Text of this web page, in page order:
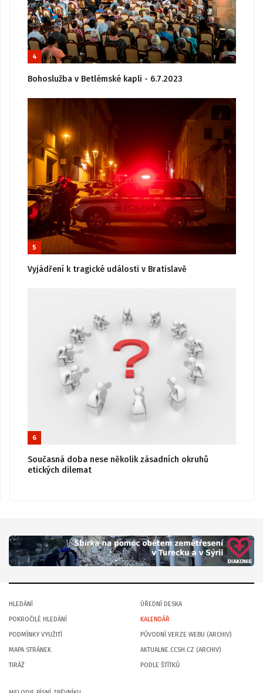
4
Bohoslužba v Betlémské kapli - 6.7.2023
5
Vyjádření k tragické události v Bratislavě
6
Současná doba nese několik zásadních okruhů
etických dilemat
HLEDÁNÍ
POKROČILÉ HLEDÁNÍ
PODMÍNKY VYUŽITÍ
MAPA STRÁNEK
TIRÁŽ
ÚŘEDNÍ DESKA
KALENDÁŘ
PŮVODNÍ VERZE WEBU (ARCHIV)
AKTUALNE.CCSH.CZ (ARCHIV)
PODLE ŠTÍTKŮ